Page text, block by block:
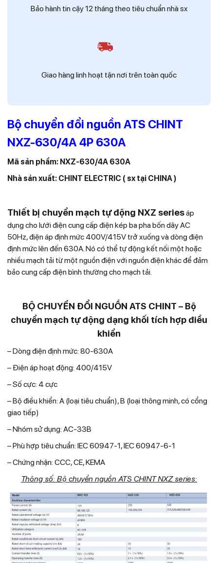
Bảo hành tin cậy 12 tháng theo tiêu chuẩn nhà sx
Giao hàng linh hoạt tận nơi trên toàn quốc
Bộ chuyển đổi nguồn ATS CHINT
NXZ-630/4A 4P 630A
Mã sản phẩm: NXZ-630/4A 630A
Nhà sản xuất: CHINT ELECTRIC ( sx tại CHINA )
Thiết bị chuyển mạch tự động NXZ seriesáp
dụng cho lưới điện cung cấp điện kép ba pha bốn dây AC
50Hz, điện áp định mức 400V/415V trở xuống và dòng điện
định mức lên đến 630A. Nó có thể tự động kết nối một hoặc
nhiều mạch tải từ một nguồn điện với nguồn điện khác để đảm
bảo cung cấp điện bình thường cho mạch tải.
BỘ CHUYỂN ĐỔI NGUỒN ATS CHINT – Bộ
chuyển mạch tự động dạng khối tích hợp điều
khiển
– Dòng điện định mức: 80-630A
– Điện áp hoạt động: 400/415V
– Số cực: 4 cực
– Bộ điều khiển: A (loại tiêu chuẩn), B (loại thông minh, có cổng
giao tiếp)
– Nhóm sử dụng: AC-33B
– Phù hợp tiêu chuẩn: IEC 60947-1, IEC 60947-6-1
– Chứng nhận: CCC, CE, KEMA
Thông số: Bộ chuyển nguồn ATS CHINT NXZ series: